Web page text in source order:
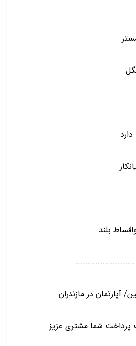
بلند
آپارتمان در مازندران
پرداخت شما مشتری عزیز